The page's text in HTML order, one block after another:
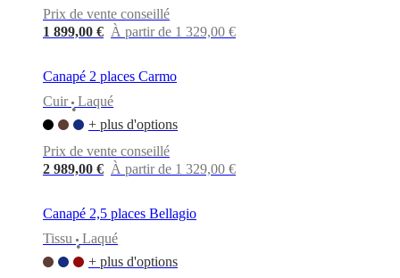
Prix de vente conseillé
1 899,00 € À partir de 1 329,00 €
Canapé 2 places Carmo
Cuir
•
Laqué
+ plus d'options
Prix de vente conseillé
2 989,00 € À partir de 1 329,00 €
Canapé 2,5 places Bellagio
Tissu
•
Laqué
+ plus d'options